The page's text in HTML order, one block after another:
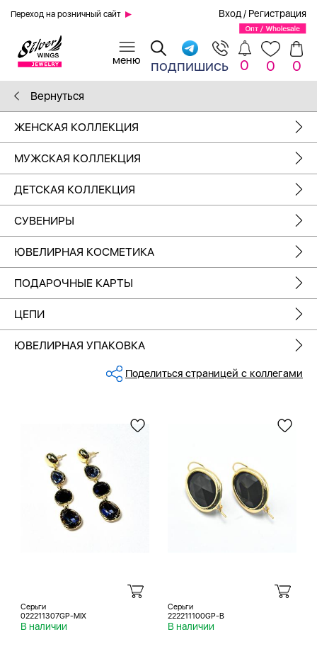
Переход на розничный сайт Вход / Регистрация
подпишись 0 0 0
Вернуться
ЖЕНСКАЯ КОЛЛЕКЦИЯ
МУЖСКАЯ КОЛЛЕКЦИЯ
ДЕТСКАЯ КОЛЛЕКЦИЯ
СУВЕНИРЫ
ЮВЕЛИРНАЯ КОСМЕТИКА
ПОДАРОЧНЫЕ КАРТЫ
ЦЕПИ
ЮВЕЛИРНАЯ УПАКОВКА
Поделиться страницей с коллегами
Серьги
022211307GP-MIX
В наличии
Серьги
222211100GP-B
В наличии